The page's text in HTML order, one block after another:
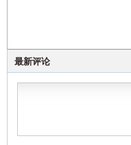
最新评论